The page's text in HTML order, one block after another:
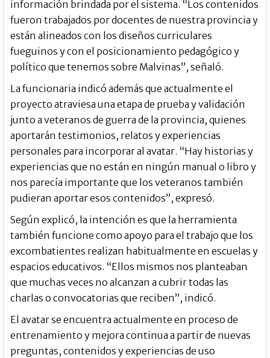
información brindada por el sistema. “Los contenidos
fueron trabajados por docentes de nuestra provincia y
están alineados con los diseños curriculares
fueguinos y con el posicionamiento pedagógico y
político que tenemos sobre Malvinas”, señaló.
La funcionaria indicó además que actualmente el
proyecto atraviesa una etapa de prueba y validación
junto a veteranos de guerra de la provincia, quienes
aportarán testimonios, relatos y experiencias
personales para incorporar al avatar. “Hay historias y
experiencias que no están en ningún manual o libro y
nos parecía importante que los veteranos también
pudieran aportar esos contenidos”, expresó.
Según explicó, la intención es que la herramienta
también funcione como apoyo para el trabajo que los
excombatientes realizan habitualmente en escuelas y
espacios educativos. “Ellos mismos nos planteaban
que muchas veces no alcanzan a cubrir todas las
charlas o convocatorias que reciben”, indicó.
El avatar se encuentra actualmente en proceso de
entrenamiento y mejora continua a partir de nuevas
preguntas, contenidos y experiencias de uso